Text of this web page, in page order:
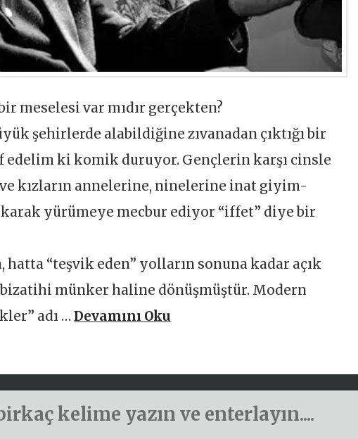
meselesi var mıdır gerçekten?
şehirlerde alabildiğine zıvanadan çıktığı bir
ki komik duruyor. Gençlerin karşı cinsle
ve kızların annelerine, ninelerine inat giyim-
yürümeye mecbur ediyor “iffet” diye bir
“teşvik eden” yolların sonuna kadar açık
münker haline dönüşmüştür. Modern
adı …Devamını Oku